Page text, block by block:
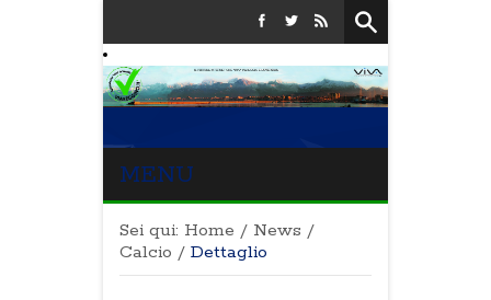
MENU
Sei qui: Home / News /
Calcio / Dettaglio